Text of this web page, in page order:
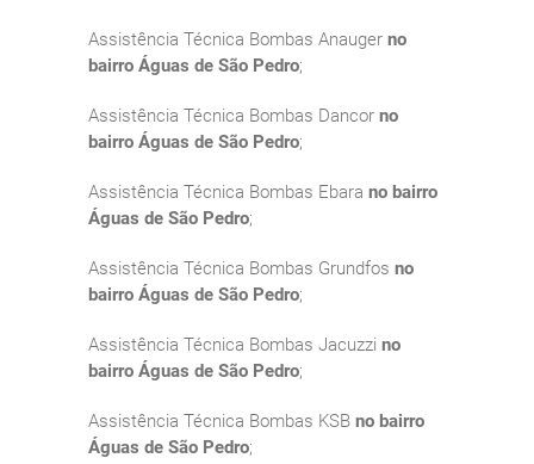
Assistência Técnica Bombas Anauger no
bairro Águas de São Pedro;
Assistência Técnica Bombas Dancor no
bairro Águas de São Pedro;
Assistência Técnica Bombas Ebara no bairro
Águas de São Pedro;
Assistência Técnica Bombas Grundfos no
bairro Águas de São Pedro;
Assistência Técnica Bombas Jacuzzi no
bairro Águas de São Pedro;
Assistência Técnica Bombas KSB no bairro
Águas de São Pedro;